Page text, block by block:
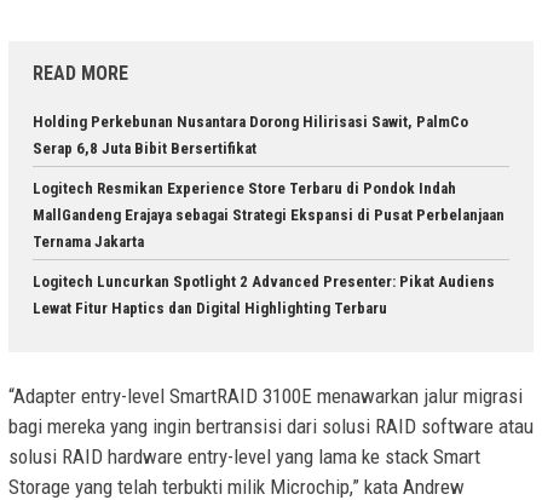
READ MORE
Holding Perkebunan Nusantara Dorong Hilirisasi Sawit, PalmCo
Serap 6,8 Juta Bibit Bersertifikat
Logitech Resmikan Experience Store Terbaru di Pondok Indah
MallGandeng Erajaya sebagai Strategi Ekspansi di Pusat Perbelanjaan
Ternama Jakarta
Logitech Luncurkan Spotlight 2 Advanced Presenter: Pikat Audiens
Lewat Fitur Haptics dan Digital Highlighting Terbaru
“Adapter entry-level SmartRAID 3100E menawarkan jalur migrasi
bagi mereka yang ingin bertransisi dari solusi RAID software atau
solusi RAID hardware entry-level yang lama ke stack Smart
Storage yang telah terbukti milik Microchip,” kata Andrew